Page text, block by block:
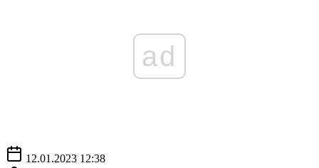
ad
12.01.2023 12:38